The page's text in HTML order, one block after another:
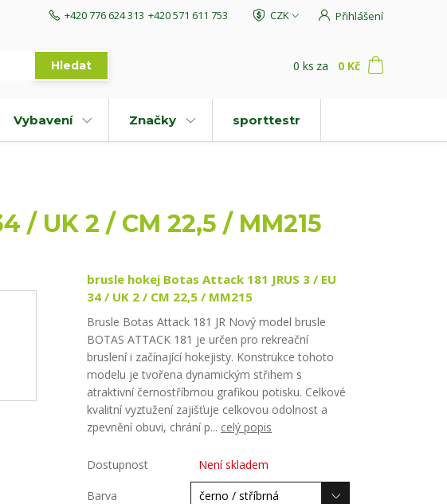
CZK Přihlášení
Hledat
+420 776 624 313 +420 571 611 753
0 ks za 0 Kč
Vybavení Značky sporttestr
/ UK 2 / CM 22,5 / MM215
brusle hokej Botas Attack 181 JRUS 3 / EU
34 / UK 2 / CM 22,5 / MM215
Brusle Botas Attack 181 JR Nový model brusle
BOTAS ATTACK 181 je určen pro rekreační
bruslení i začínající hokejisty. Konstrukce tohoto
modelu je tvořena dynamickým střihem s
atraktivní černostříbrnou grafikou potisku. Celkové
kvalitní vyztužení zajišťuje celkovou odolnost a
zpevnění obuvi, chrání p... celý popis
Dostupnost Není skladem
Barva